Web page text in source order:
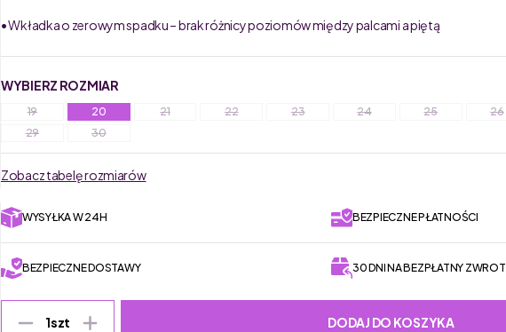
• Wkładka o zerowym spadku – brak różnicy poziomów między palcami a piętą
WYBIERZ ROZMIAR
19 20 21 22 23 24 25 26
29
30
Zobacz tabelę rozmiarów
WYSYŁKA W 24H BEZPIECZNE PŁATNOŚCI
BEZPIECZNE DOSTAWY 30 DNI NA BEZPŁATNY ZWROT
1szt DODAJ DO KOSZYKA